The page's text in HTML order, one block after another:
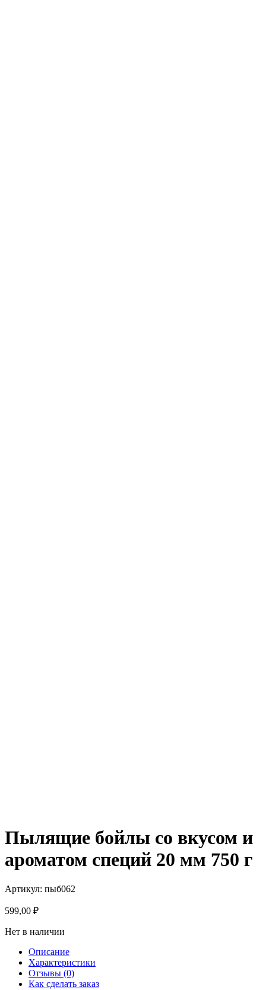
Пылящие бойлы со вкусом и
ароматом специй 20 мм 750 г
Артикул: пыб062
599,00 ₽
Нет в наличии
Описание
Характеристики
Отзывы (0)
Как сделать заказ